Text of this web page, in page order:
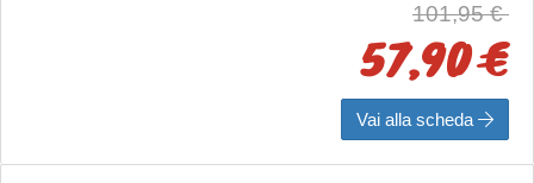
101,95 €
57,90 €
Vai alla scheda